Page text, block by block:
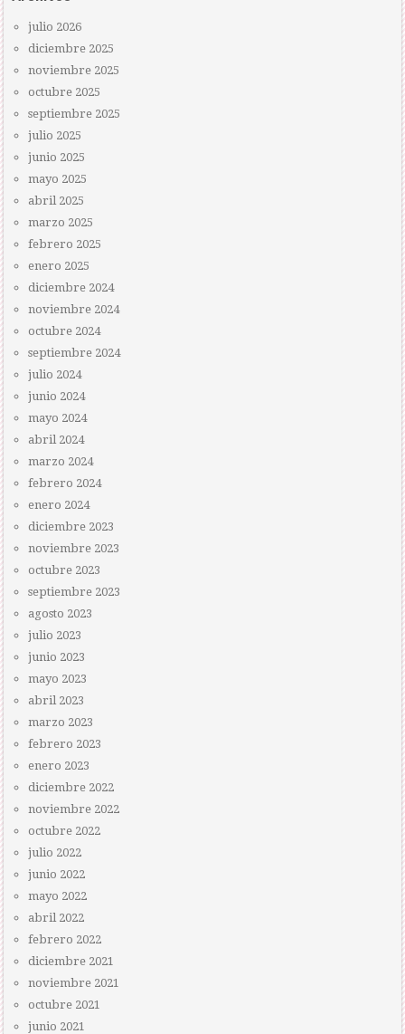
julio 2026
diciembre 2025
noviembre 2025
octubre 2025
septiembre 2025
julio 2025
junio 2025
mayo 2025
abril 2025
marzo 2025
febrero 2025
enero 2025
diciembre 2024
noviembre 2024
octubre 2024
septiembre 2024
julio 2024
junio 2024
mayo 2024
abril 2024
marzo 2024
febrero 2024
enero 2024
diciembre 2023
noviembre 2023
octubre 2023
septiembre 2023
agosto 2023
julio 2023
junio 2023
mayo 2023
abril 2023
marzo 2023
febrero 2023
enero 2023
diciembre 2022
noviembre 2022
octubre 2022
julio 2022
junio 2022
mayo 2022
abril 2022
febrero 2022
diciembre 2021
noviembre 2021
octubre 2021
junio 2021